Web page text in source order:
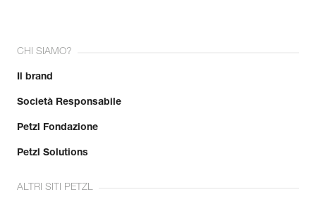
CHI SIAMO?
Il brand
Società Responsabile
Petzl Fondazione
Petzl Solutions
ALTRI SITI PETZL